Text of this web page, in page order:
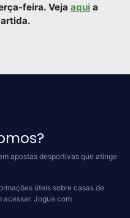
feira. Vejaaqui a
apostas desportivas que atinge
úteis sobre casas de
acessar. Jogue com